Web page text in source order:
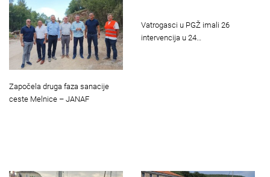
Započela druga faza sanacije
ceste Melnice – JANAF
Vatrogasci u PGŽ imali 26
intervencija u 24…